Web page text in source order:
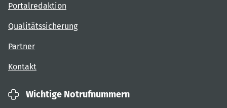
Portalredaktion
Qualitätssicherung
Partner
Kontakt
Wichtige Notrufnummern